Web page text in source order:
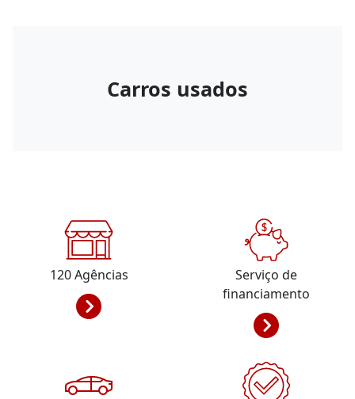
Carros usados
120Agências
Serviço de
financiamento